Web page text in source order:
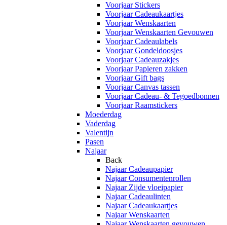
Voorjaar Stickers
Voorjaar Cadeaukaartjes
Voorjaar Wenskaarten
Voorjaar Wenskaarten Gevouwen
Voorjaar Cadeaulabels
Voorjaar Gondeldoosjes
Voorjaar Cadeauzakjes
Voorjaar Papieren zakken
Voorjaar Gift bags
Voorjaar Canvas tassen
Voorjaar Cadeau- & Tegoedbonnen
Voorjaar Raamstickers
Moederdag
Vaderdag
Valentijn
Pasen
Najaar
Back
Najaar Cadeaupapier
Najaar Consumentenrollen
Najaar Zijde vloeipapier
Najaar Cadeaulinten
Najaar Cadeaukaartjes
Najaar Wenskaarten